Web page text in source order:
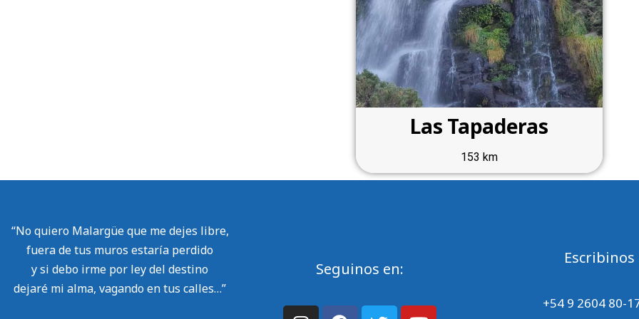
Las Tapaderas
153 km
“No quiero Malargüe que me dejes libre,
fuera de tus muros estaría perdido
y si debo irme por ley del destino
dejaré mi alma, vagando en tus calles…”
Seguinos en:
Escribinos
+54 9 2604 80-